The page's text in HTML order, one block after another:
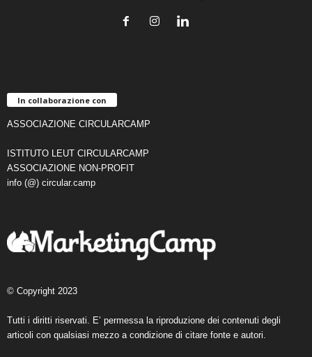
In collaborazione con
ASSOCIAZIONE CIRCULARCAMP
ISTITUTO LEUT CIRCULARCAMP
ASSOCIAZIONE NON-PROFIT
info (@) circular.camp
© Copyright 2023
Tutti i diritti riservati. E’ permessa la riproduzione dei contenuti degli
articoli con qualsiasi mezzo a condizione di citare fonte e autori.